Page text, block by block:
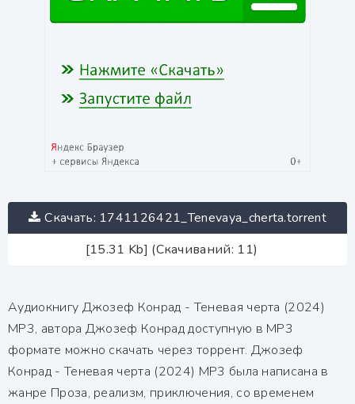
Скачать: 1741126421_Tenevaya_cherta.torrent
[15.31 Kb] (Скачиваний: 11)
Аудиокнигу Джозеф Конрад - Теневая черта (2024)
MP3, автора Джозеф Конрад доступную в MP3
формате можно скачать через торрент. Джозеф
Конрад - Теневая черта (2024) MP3 была написана в
жанре Проза, реализм, приключения, со временем